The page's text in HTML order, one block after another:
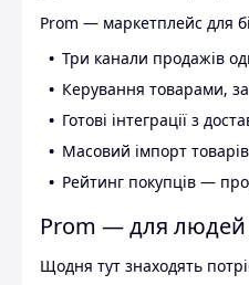
Prom — маркетплейс для
Три канали продажів
Керування товарами,
Готові інтеграції з
Масовий імпорт
Рейтинг покупців —
Prom — для людей
Щодня тут знаходять